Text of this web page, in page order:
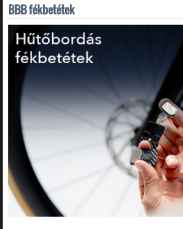
BBB fékbetétek